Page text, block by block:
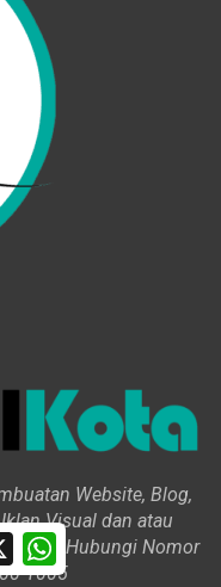
Website, Blog,
Visual dan atau
Hubungi Nomor
1005
X
W
a